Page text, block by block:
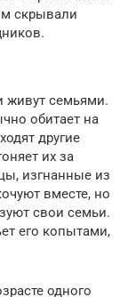
скрывали
семьями.
обитает на
другие
их за
изгнанные из
вместе, но
свои семьи.
его копытами,
одного